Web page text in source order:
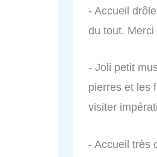
- Accueil
du tout. Merci
- Joli petit
pierres et les
visiter
- Accueil très